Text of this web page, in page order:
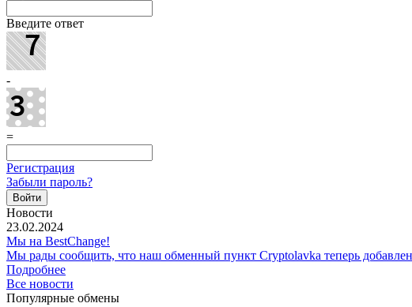
Введите ответ
-
=
Регистрация
Забыли пароль?
Новости
23.02.2024
Мы на BestChange!
Мы рады сообщить, что наш обменный пункт Cryptolavka теперь
Подробнее
Все новости
Популярные обмены